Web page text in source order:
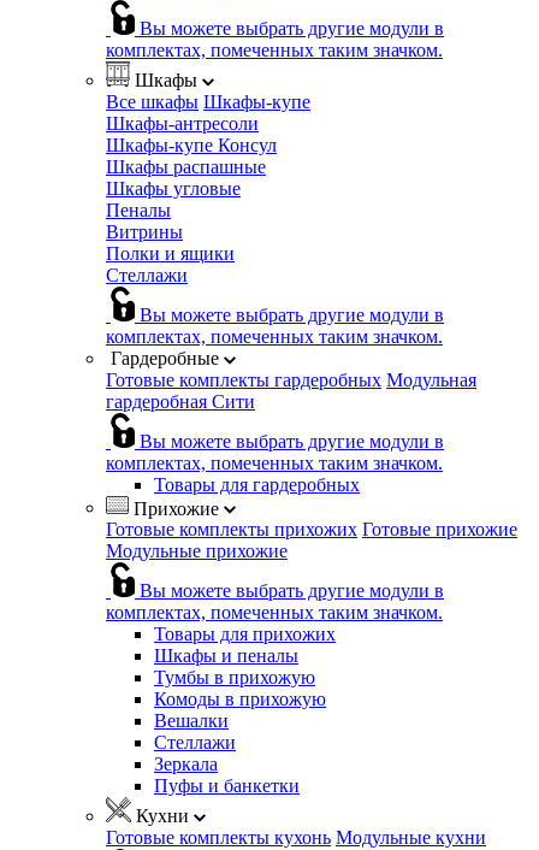
Вы можете выбрать другие модули в
комплектах, помеченных таким значком.
Шкафы
Все шкафы Шкафы-купе
Шкафы-антресоли
Шкафы-купе Консул
Шкафы распашные
Шкафы угловые
Пеналы
Витрины
Полки и ящики
Стеллажи
Вы можете выбрать другие модули в
комплектах, помеченных таким значком.
Гардеробные
Готовые комплекты гардеробных Модульная
гардеробная Сити
Вы можете выбрать другие модули в
комплектах, помеченных таким значком.
Товары для гардеробных
Прихожие
Готовые комплекты прихожих Готовые прихожие
Модульные прихожие
Вы можете выбрать другие модули в
комплектах, помеченных таким значком.
Товары для прихожих
Шкафы и пеналы
Тумбы в прихожую
Комоды в прихожую
Вешалки
Стеллажи
Зеркала
Пуфы и банкетки
Кухни
Готовые комплекты кухонь Модульные кухни